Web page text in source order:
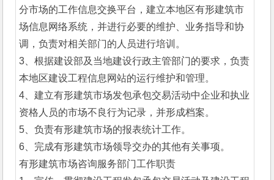
分市场的工作信息交换平台，建立本地区有形建筑市
场信息网络系统，并进行必要的维护、业务指导和协
调，负责对相关部门的人员进行培训。
3、根据建设部及当地建设行政主管部门的要求，负责
本地区建设工程信息网站的运行维护和管理。
4、建立有形建筑市场发包承包交易活动中企业和执业
资格人员的市场不良行为记录，并形成档案。
5、负责有形建筑市场的报表统计工作。
6、完成有形建筑市场领导交办的其他有关事项。
有形建筑市场咨询服务部门工作职责